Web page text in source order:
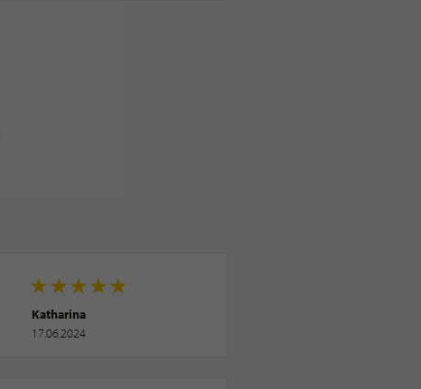
Katharina
17.06.2024